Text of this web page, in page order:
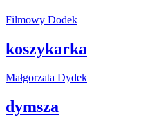
Filmowy Dodek
koszykarka
Małgorzata Dydek
dymsza